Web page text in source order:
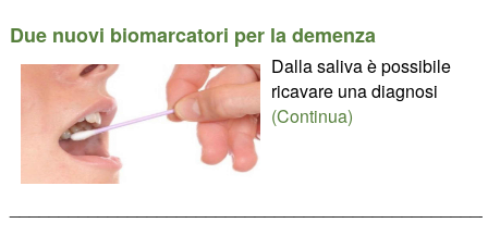
Due nuovi biomarcatori per la demenza
Dalla saliva è possibile
ricavare una diagnosi
(Continua)